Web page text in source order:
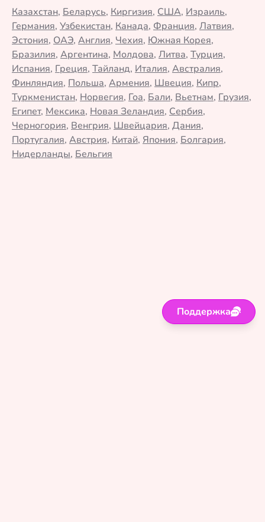
Казахстан, Беларусь, Киргизия, США, Израиль,
Германия, Узбекистан, Канада, Франция, Латвия,
Эстония, ОАЭ, Англия, Чехия, Южная Корея,
Бразилия, Аргентина, Молдова, Литва, Турция,
Испания, Греция, Тайланд, Италия, Австралия,
Финляндия, Польша, Армения, Швеция, Кипр,
Туркменистан, Норвегия, Гоа, Бали, Вьетнам, Грузия,
Египет, Мексика, Новая Зеландия, Сербия,
Черногория, Венгрия, Швейцария, Дания,
Португалия, Австрия, Китай, Япония, Болгария,
Нидерланды, Бельгия
Поддержка